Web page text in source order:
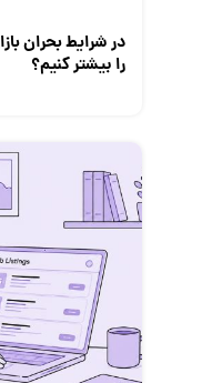
در شرایط بحران
را بیشتر کنیم؟